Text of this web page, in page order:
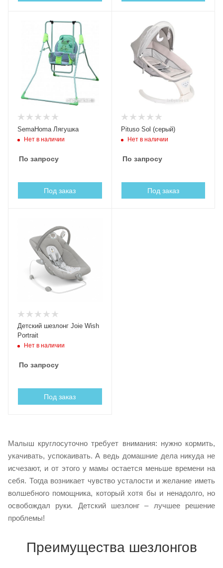
SemaHoma Лягушка
Нет в наличии
По запросу
Под заказ
Pituso Sol (серый)
Нет в наличии
По запросу
Под заказ
Детский шезлонг Joie Wish
Portrait
Нет в наличии
По запросу
Под заказ
Малыш круглосуточно требует внимания: нужно кормить,
укачивать, успокаивать. А ведь домашние дела никуда не
исчезают, и от этого у мамы остается меньше времени на
себя. Тогда возникает чувство усталости и желание иметь
волшебного помощника, который хотя бы и ненадолго, но
освобождал руки. Детский шезлонг – лучшее решение
проблемы!
Преимущества шезлонгов